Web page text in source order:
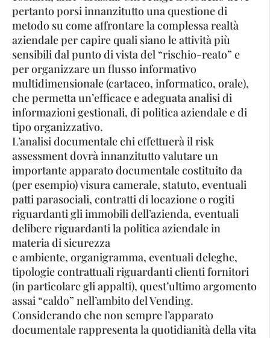
pertanto porsi innanzitutto una questione di
metodo su come affrontare la complessa realtà
aziendale per capire quali siano le attività più
sensibili dal punto di vista del “rischio-reato” e
per organizzare un flusso informativo
multidimensionale (cartaceo, informatico, orale),
che permetta un’efficace e adeguata analisi di
informazioni gestionali, di politica aziendale e di
tipo organizzativo.
L’analisi documentale chi effettuerà il risk
assessment dovrà innanzitutto valutare un
importante apparato documentale costituito da
(per esempio) visura camerale, statuto, eventuali
patti parasociali, contratti di locazione o rogiti
riguardanti gli immobili dell’azienda, eventuali
delibere riguardanti la politica aziendale in
materia di sicurezza
e ambiente, organigramma, eventuali deleghe,
tipologie contrattuali riguardanti clienti fornitori
(in particolare gli appalti), quest’ultimo argomento
assai “caldo” nell’ambito del Vending.
Considerando che non sempre l’apparato
documentale rappresenta la quotidianità della vita